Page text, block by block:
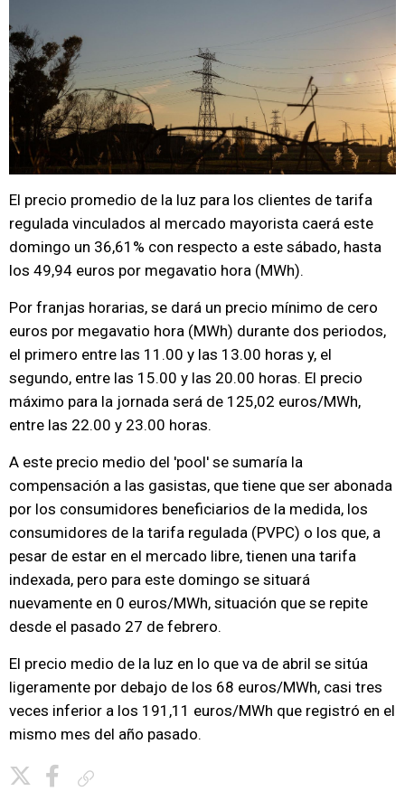
El precio promedio de la luz para los clientes de tarifa
regulada vinculados al mercado mayorista caerá este
domingo un 36,61% con respecto a este sábado, hasta
los 49,94 euros por megavatio hora (MWh).
Por franjas horarias, se dará un precio mínimo de cero
euros por megavatio hora (MWh) durante dos periodos,
el primero entre las 11.00 y las 13.00 horas y, el
segundo, entre las 15.00 y las 20.00 horas. El precio
máximo para la jornada será de 125,02 euros/MWh,
entre las 22.00 y 23.00 horas.
A este precio medio del 'pool' se sumaría la
compensación a las gasistas, que tiene que ser abonada
por los consumidores beneficiarios de la medida, los
consumidores de la tarifa regulada (PVPC) o los que, a
pesar de estar en el mercado libre, tienen una tarifa
indexada, pero para este domingo se situará
nuevamente en 0 euros/MWh, situación que se repite
desde el pasado 27 de febrero.
El precio medio de la luz en lo que va de abril se sitúa
ligeramente por debajo de los 68 euros/MWh, casi tres
veces inferior a los 191,11 euros/MWh que registró en el
mismo mes del año pasado.